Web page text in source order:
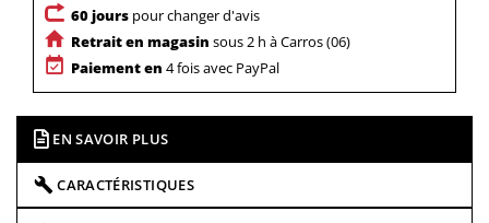
60 jours pour changer d'avis
Retrait en magasin sous 2 h à Carros (06)
Paiement en 4 fois avec PayPal
EN SAVOIR PLUS
CARACTÉRISTIQUES